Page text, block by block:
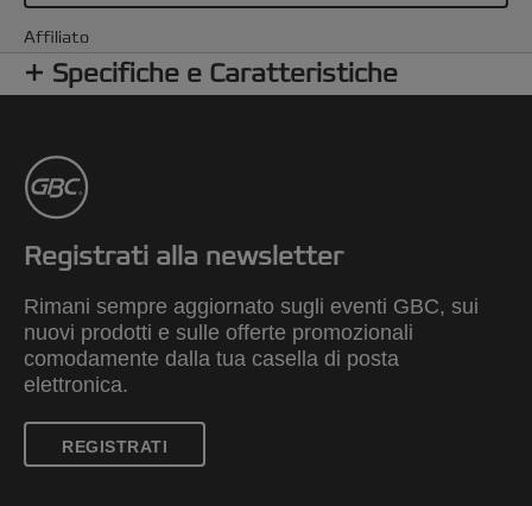
Affiliato
Specifiche e Caratteristiche
Registrati alla newsletter
Rimani sempre aggiornato sugli eventi GBC, sui
nuovi prodotti e sulle offerte promozionali
comodamente dalla tua casella di posta
elettronica.
REGISTRATI